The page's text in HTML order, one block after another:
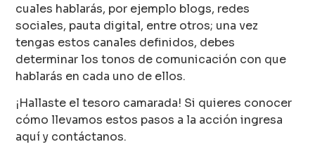
cuales hablarás, por ejemplo blogs, redes
sociales, pauta digital, entre otros; una vez
tengas estos canales definidos, debes
determinar los tonos de comunicación con que
hablarás en cada uno de ellos.
¡Hallaste el tesoro camarada! Si quieres conocer
cómo llevamos estos pasos a la acción ingresa
aquí y contáctanos.